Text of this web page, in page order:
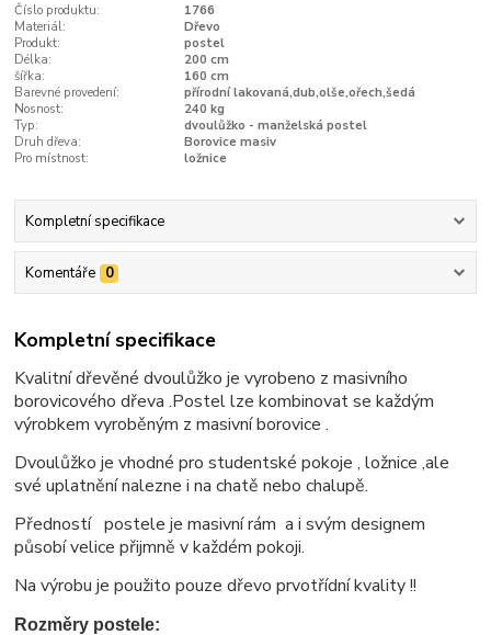
Číslo produktu:
1766
Materiál:
Dřevo
Produkt:
postel
Délka:
200 cm
šířka:
160 cm
Barevné provedení:
přírodní lakovaná,dub,olše,ořech,šedá
Nosnost:
240 kg
Typ:
dvoulůžko - manželská postel
Druh dřeva:
Borovice masiv
Pro místnost:
ložnice
Kompletní specifikace
Komentáře 0
Kompletní specifikace
Kvalitní dřevěné dvoulůžko je vyrobeno z masivního
borovicového dřeva .Postel lze kombinovat se každým
výrobkem vyroběným z masivní borovice .
Dvoulůžko je vhodné pro studentské pokoje , ložnice ,ale
své uplatnění nalezne i na chatě nebo chalupě.
Předností postele je masivní rám a i svým designem
působí velice přijmně v každém pokoji.
Na výrobu je použito pouze dřevo prvotřídní kvality !!
Rozměry postele: